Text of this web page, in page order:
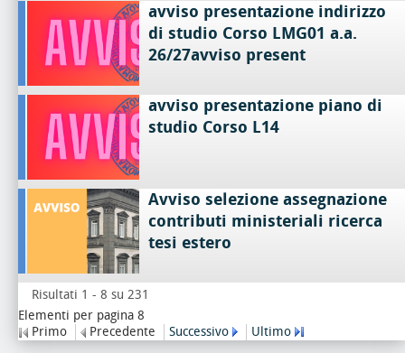
avviso presentazione indirizzo
di studio Corso LMG01 a.a.
26/27avviso present
avviso presentazione piano di
studio Corso L14
Avviso selezione assegnazione
contributi ministeriali ricerca
tesi estero
Risultati 1 - 8 su 231
Elementi per pagina 8
Primo
Precedente Successivo Ultimo